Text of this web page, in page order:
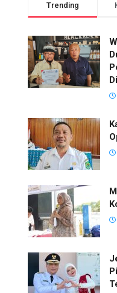
Trending